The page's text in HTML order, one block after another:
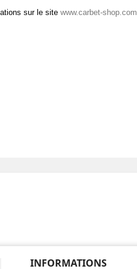
sur le site www.carbet-shop.com
INFORMATIONS